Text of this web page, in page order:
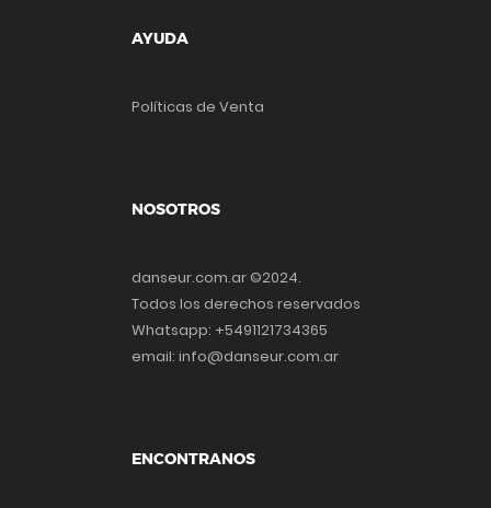
AYUDA
Políticas de Venta
NOSOTROS
danseur.com.ar ©2024.
Todos los derechos reservados
Whatsapp: +5491121734365
email: info@danseur.com.ar
ENCONTRANOS